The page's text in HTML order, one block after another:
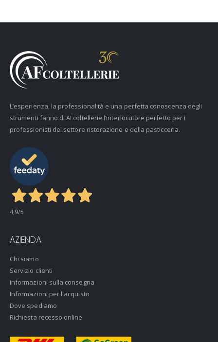
L’esperienza, la professionalità e una perfetta conoscenza degli
strumenti fanno di AFcoltellerie l’interlocutore perfetto per i
professionisti del settore ristorazione e della pasticceria.
4,9/5
AZIENDA
Chi siamo
Servizio clienti
Informazioni sulla consegna
Informazioni per l'acquisto
Dove spediamo
Richiesta recesso online